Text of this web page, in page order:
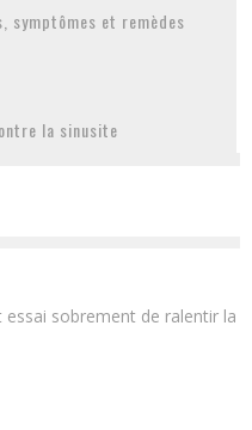
symptômes et remèdes
la sinusite
sobrement de ralentir la